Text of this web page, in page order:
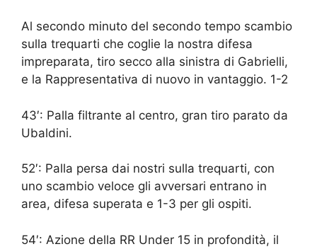
Al secondo minuto del secondo tempo scambio
sulla trequarti che coglie la nostra difesa
impreparata, tiro secco alla sinistra di Gabrielli,
e la Rappresentativa di nuovo in vantaggio. 1-2
43′: Palla filtrante al centro, gran tiro parato da
Ubaldini.
52′: Palla persa dai nostri sulla trequarti, con
uno scambio veloce gli avversari entrano in
area, difesa superata e 1-3 per gli ospiti.
54′: Azione della RR Under 15 in profondità, il